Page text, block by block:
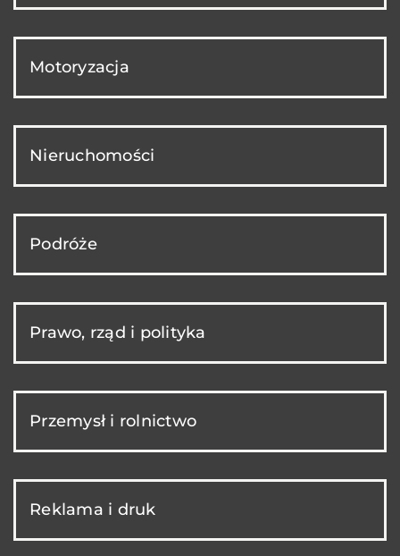
Motoryzacja
Nieruchomości
Podróże
Prawo, rząd i polityka
Przemysł i rolnictwo
Reklama i druk